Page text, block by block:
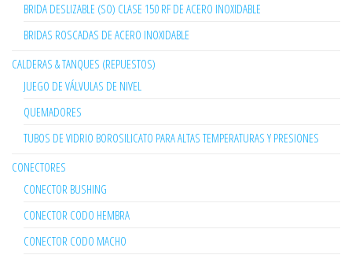
BRIDA DESLIZABLE (SO) CLASE 150 RF DE ACERO INOXIDABLE
BRIDAS ROSCADAS DE ACERO INOXIDABLE
CALDERAS & TANQUES (REPUESTOS)
JUEGO DE VÁLVULAS DE NIVEL
QUEMADORES
TUBOS DE VIDRIO BOROSILICATO PARA ALTAS TEMPERATURAS Y PRESIONES
CONECTORES
CONECTOR BUSHING
CONECTOR CODO HEMBRA
CONECTOR CODO MACHO